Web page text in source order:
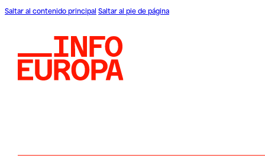
Saltar al contenido principal Saltar al pie de página